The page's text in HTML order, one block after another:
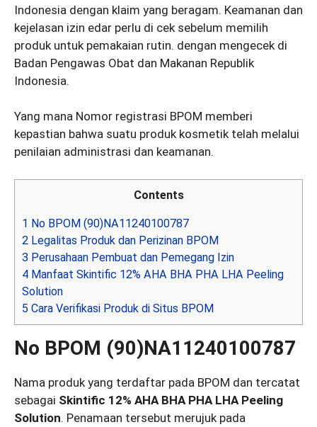
Indonesia dengan klaim yang beragam. Keamanan dan
kejelasan izin edar perlu di cek sebelum memilih
produk untuk pemakaian rutin. dengan mengecek di
Badan Pengawas Obat dan Makanan Republik
Indonesia.
Yang mana Nomor registrasi BPOM memberi
kepastian bahwa suatu produk kosmetik telah melalui
penilaian administrasi dan keamanan.
Contents
1 No BPOM (90)NA11240100787
2 Legalitas Produk dan Perizinan BPOM
3 Perusahaan Pembuat dan Pemegang Izin
4 Manfaat Skintific 12% AHA BHA PHA LHA Peeling
Solution
5 Cara Verifikasi Produk di Situs BPOM
No BPOM (90)NA11240100787
Nama produk yang terdaftar pada BPOM dan tercatat
sebagai Skintific 12% AHA BHA PHA LHA Peeling
Solution. Penamaan tersebut merujuk pada